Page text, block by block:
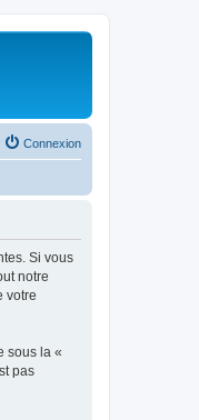
Connexion
Si vous
notre
votre
sous la «
pas